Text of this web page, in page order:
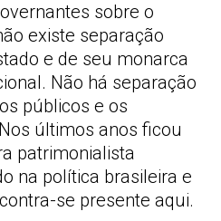
sobre o
existe separação
e de seu monarca
Não há separação
públicos e os
últimos anos ficou
patrimonialista
na política brasileira e
se presente aqui.